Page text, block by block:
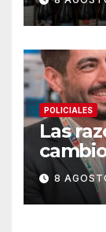
POLICIALES
Las
8